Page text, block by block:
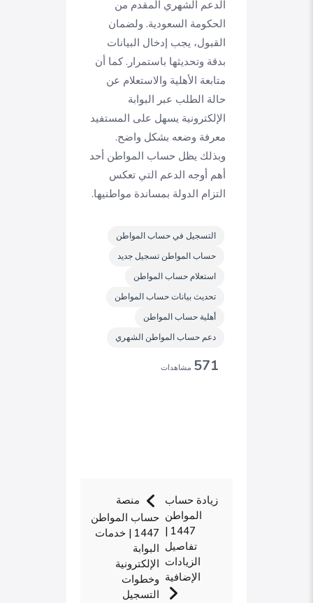
الدعم الشهري المقدم من
الحكومة السعودية. ولضمان
القبول، يجب إدخال البيانات
بدقة وتحديثها باستمرار. كما أن
متابعة الأهلية والاستعلام عن
حالة الطلب عبر البوابة
الإلكترونية يسهل على المستفيد
معرفة وضعه بشكل واضح.
وبذلك يظل حساب المواطن أحد
أهم أوجه الدعم التي تعكس
التزام الدولة بمساندة مواطنيها.
التسجيل في حساب المواطن
حساب المواطن تسجيل جديد
استعلام حساب المواطن
تحديث بيانات حساب المواطن
أهلية حساب المواطن
دعم حساب المواطن الشهري
571 مشاهدات
منصة
حساب المواطن
1447 | خدمات
البوابة
الإلكترونية
وخطوات
التسجيل
زيادة حساب
المواطن
1447 |
تفاصيل
الزيادات
الإضافية